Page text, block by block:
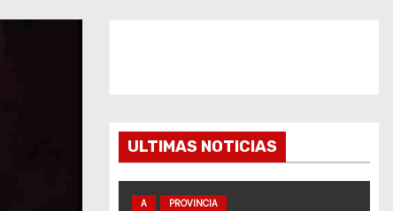
ULTIMAS NOTICIAS
A PROVINCIA